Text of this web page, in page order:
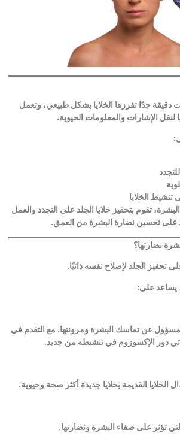
جدًا تفرزها الخلايا بشكل طبيعي، وتعمل
لنقل الإشارات والمعلومات الحيوية.
:
الخلايا
تقوم بتحفيز خلايا الجلد على التجدد والعمل
على تحسين نضارة البشرة من العمق.
نضارتها؟
تحفيز الجلد لإصلاح نفسه ذاتيًا.
يساعد على:
عن تماسك البشرة ومرونتها. مع التقدم في
دور الإكسوزوم في تنشيطه من جديد.
الخلايا القديمة بخلايا جديدة أكثر صحة وحيوية.
تؤثر على صفاء البشرة ونضارتها.